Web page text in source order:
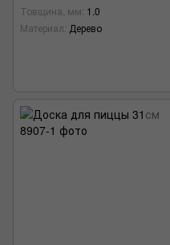
Товщина, мм 1.0
Материал Дерево